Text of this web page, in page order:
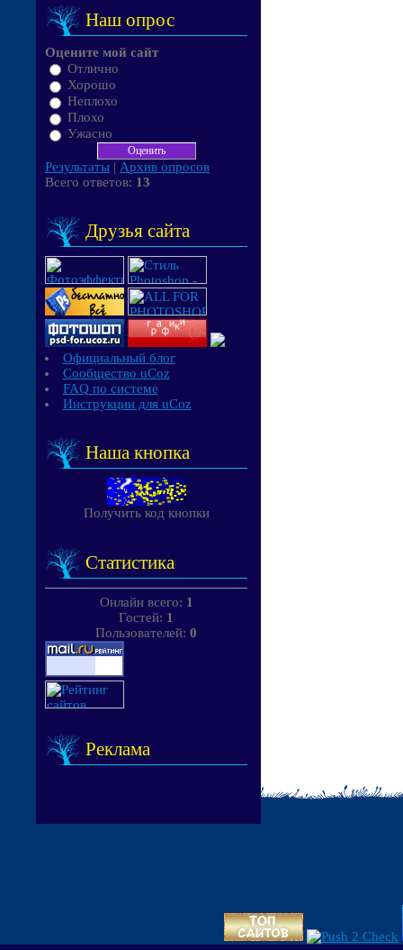
Наш опрос
Оцените мой сайт
Отлично
Хорошо
Неплохо
Плохо
Ужасно
Результаты | Архив опросов
Всего ответов: 13
Друзья сайта
Официальный блог
Сообщество uCoz
FAQ по системе
Инструкции для uCoz
Наша кнопка
Получить код кнопки
Статистика
Онлайн всего: 1
Гостей: 1
Пользователей: 0
Реклама